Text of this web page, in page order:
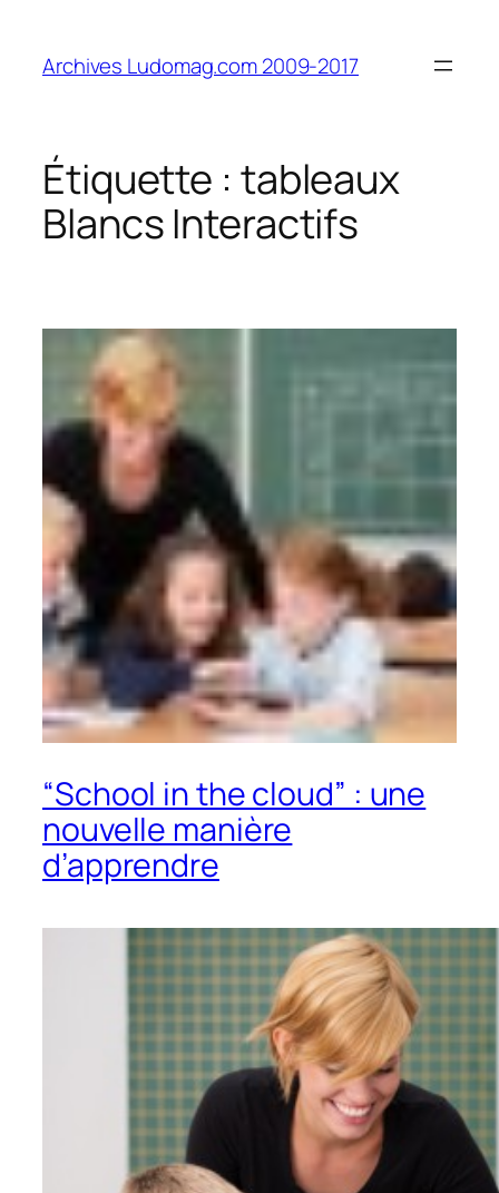
contenu
Archives Ludomag.com 2009-2017
Étiquette : tableaux
Blancs Interactifs
“School in the cloud” : une
nouvelle manière
d’apprendre